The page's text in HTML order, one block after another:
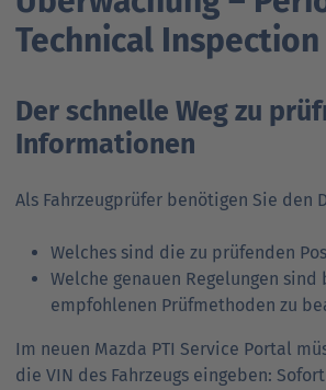
Ansprechpartner
to
parent
navigation
Go
to
navigation
Nachrichten
Go
to
navigation
Technical Inspection
Der schnelle Weg zu
Informationen
Als Fahrzeugprüfer benötigen Sie den
Welches sind die zu prüfenden
Welche genauen Regelungen sind
empfohlenen Prüfmethoden zu
Im neuen Mazda PTI Service Portal
die VIN des Fahrzeugs eingeben: